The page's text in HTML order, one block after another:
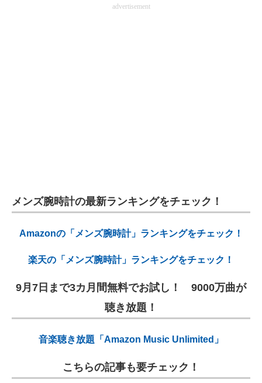
advertisement
メンズ腕時計の最新ランキングをチェック！
Amazonの「メンズ腕時計」ランキングをチェック！
楽天の「メンズ腕時計」ランキングをチェック！
9月7日まで3カ月間無料でお試し！ 9000万曲が
聴き放題！
音楽聴き放題「Amazon Music Unlimited」
こちらの記事も要チェック！